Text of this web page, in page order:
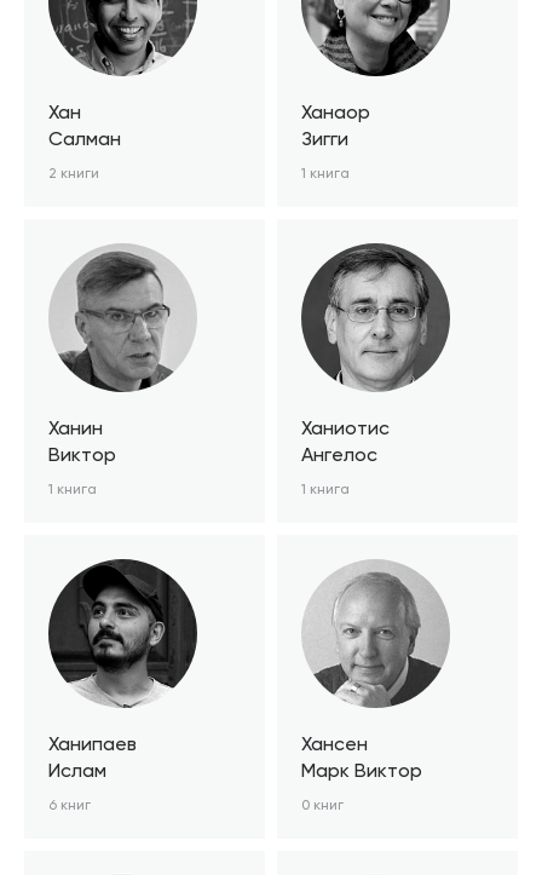
Хан
Салман
2 книги
Ханаор
Зигги
1 книга
Ханин
Виктор
1 книга
Ханиотис
Ангелос
1 книга
Ханипаев
Ислам
6 книг
Хансен
Марк Виктор
0 книг